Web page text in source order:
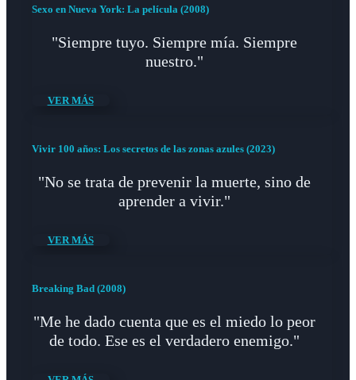
Sexo en Nueva York: La película (2008)
"Siempre tuyo. Siempre mía. Siempre
nuestro."
VER MÁS
Vivir 100 años: Los secretos de las zonas azules (2023)
"No se trata de prevenir la muerte, sino de
aprender a vivir."
VER MÁS
Breaking Bad (2008)
"Me he dado cuenta que es el miedo lo peor
de todo. Ese es el verdadero enemigo."